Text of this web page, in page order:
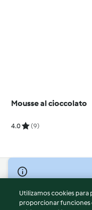
Mousse al cioccolato
4.0 (9)
© Copyright 2026
Términos de uso
Utilizamos cookies
proporcionar funciones